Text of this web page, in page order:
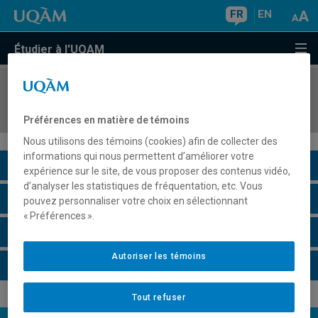
FR EN
Étudier à l'UQAM
COURS//
Description du cours
Horaire - Été 2026
Préférences en matière de témoins
Nous utilisons des témoins (cookies) afin de collecter des
informations qui nous permettent d’améliorer votre
expérience sur le site, de vous proposer des contenus vidéo,
d’analyser les statistiques de fréquentation, etc. Vous
pouvez personnaliser votre choix en sélectionnant
« Préférences ».
Tout refuser
Autoriser les témoins